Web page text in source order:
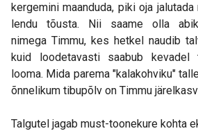
kergemini maanduda, piki oja
lendu tõusta. Nii saame olla
nimega Timmu, kes hetkel naudib
kuid loodetavasti saabub
looma. Mida parema "kalakohviku"
õnnelikum tibupõlv on Timmu
Talgutel jagab must-toonekure kohta